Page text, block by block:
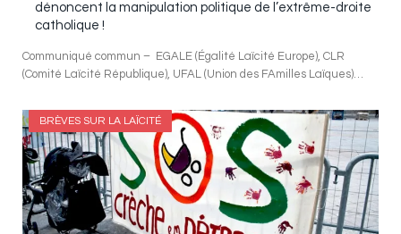
dénoncent la manipulation politique de l’extrême-droite
catholique !
Communiqué commun – EGALE (Égalité Laïcité Europe), CLR
(Comité Laïcité République), UFAL (Union des FAmilles Laïques)…
BRÈVES SUR LA LAÏCITÉ